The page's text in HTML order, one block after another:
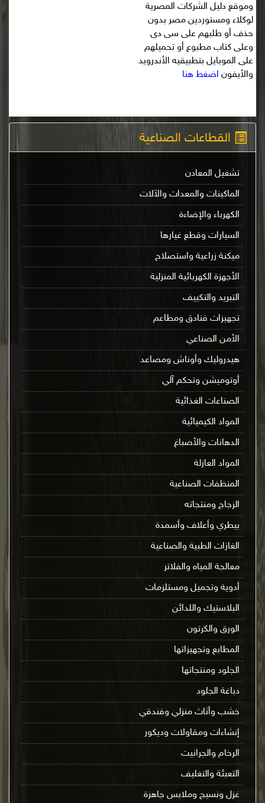
القطاعات الصناعية
تشغيل المعادن
الماكينات والمعدات والآلات
الكهرباء والإضاءة
السيارات وقطع غيارها
ميكنة زراعية واستصلاح
الأجهزة الكهربائية المنزلية
التبريد والتكييف
تجهيزات فنادق ومطاعم
الأمن الصناعي
هيدروليك وأوناش ومصاعد
أوتوميشن وتحكم آلي
الصناعات الغذائية
المواد الكيميائية
الدهانات والأصباغ
المواد العازلة
المنظفات الصناعية
الزجاج ومنتجاته
بيطري وأعلاف وأسمدة
الغازات الطبية والصناعية
معالجة المياه والفلاتر
أدوية وتجميل ومستلزمات
البلاستيك واللدائن
الورق والكرتون
المطابع وتجهيزاتها
الجلود ومنتجاتها
دباغة الجلود
خشب وأثاث منزلي وفندقي
إنشاءات ومقاولات وديكور
الرخام والجرانيت
التعبئة والتغليف
غزل ونسيج وملابس جاهزة
وموقع دليل الشركات المصرية
لوكلاء ومستوردين مصر بدون
حذف أو طلبهم على سى دى
وعلى كتاب مطبوع أو تحميلهم
على الموبايل بتطبيقيه الأندرويد
والأيفون اضغط هنا